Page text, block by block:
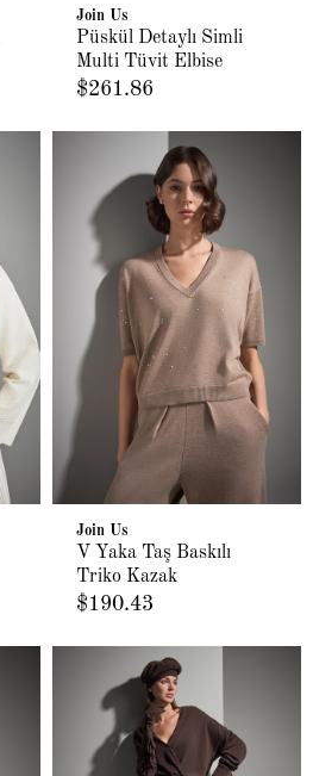
Join Us
Püskül Detaylı Simli
Multi Tüvit Elbise
$261.86
Join Us
V Yaka Taş Baskılı
Triko Kazak
$190.43